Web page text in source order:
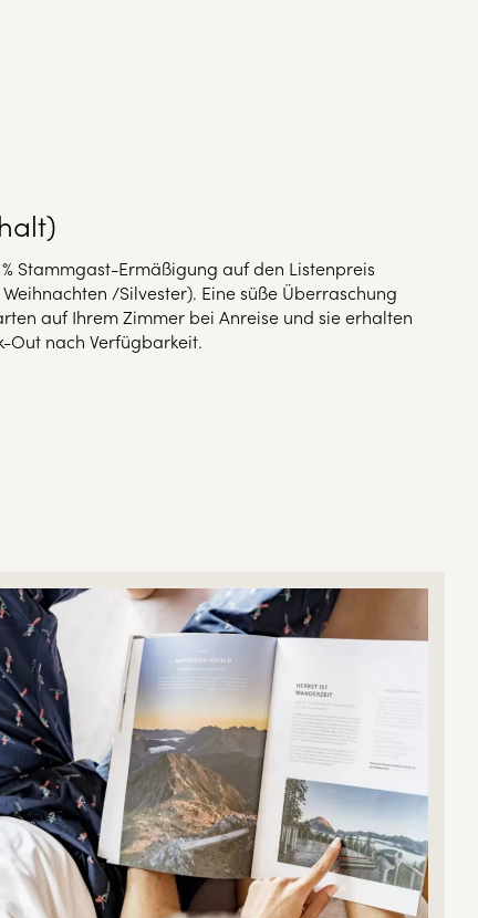
Stammgast-Ermäßigung auf den Listenpreis
/Silvester). Eine süße Überraschung
auf Ihrem Zimmer bei Anreise und sie erhalten
Out nach Verfügbarkeit.